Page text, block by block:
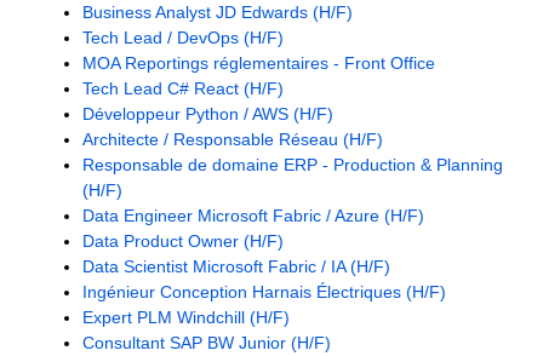
Business Analyst JD Edwards (H/F)
Tech Lead / DevOps (H/F)
MOA Reportings réglementaires - Front Office
Tech Lead C# React (H/F)
Développeur Python / AWS (H/F)
Architecte / Responsable Réseau (H/F)
Responsable de domaine ERP - Production & Planning
(H/F)
Data Engineer Microsoft Fabric / Azure (H/F)
Data Product Owner (H/F)
Data Scientist Microsoft Fabric / IA (H/F)
Ingénieur Conception Harnais Électriques (H/F)
Expert PLM Windchill (H/F)
Consultant SAP BW Junior (H/F)